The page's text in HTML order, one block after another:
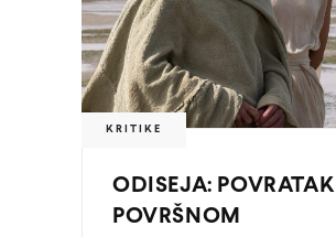
KRITIKE
ODISEJA: POVRATAK
POVRŠNOM